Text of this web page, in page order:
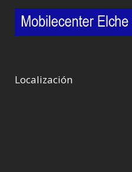
Localización